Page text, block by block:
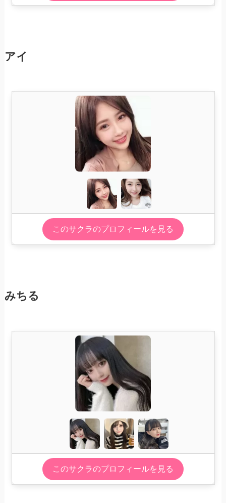
アイ
このサクラのプロフィールを見る
みちる
このサクラのプロフィールを見る